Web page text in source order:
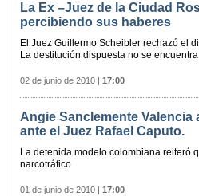
La Ex –Juez de la Ciudad
percibiendo sus haberes
El Juez Guillermo Scheibler rechazó el
La destitución dispuesta no se
02 de junio de 2010 | 17:00
Angie Sanclemente
ante el Juez Rafael Caputo.
La detenida modelo colombiana reiteró
narcotráfico
01 de junio de 2010 | 17:00